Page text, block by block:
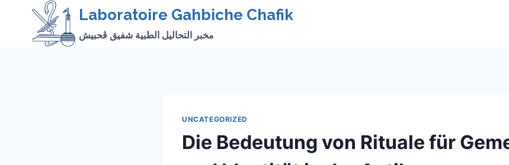
content
Laboratoire Gahbiche Chafik
مخبر التحاليل الطبية شفيق ڨحبيش
UNCATEGORIZED
Die Bedeutung von Rituale für